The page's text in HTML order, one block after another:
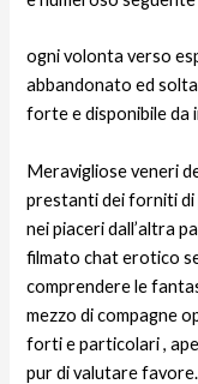
ogni volonta verso
abbandonato ed
forte e disponibile da
Meravigliose veneri
prestanti dei forniti di
nei piaceri dall’altra
filmato chat erotico
comprendere le
mezzo di compagne
forti e particolari ,
pur di valutare favore.